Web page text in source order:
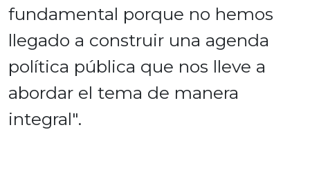
fundamental porque no hemos
llegado a construir una agenda
política pública que nos lleve a
abordar el tema de manera
integral".